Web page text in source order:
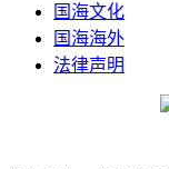
国海文化
国海海外
法律声明